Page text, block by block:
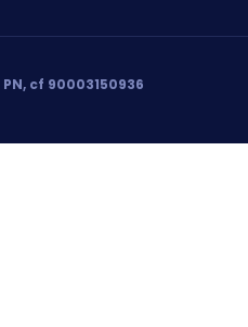
cf 90003150936